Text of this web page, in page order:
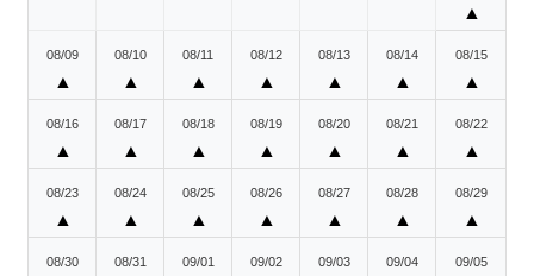
▲
08/09
▲
08/10
▲
08/11
▲
08/12
▲
08/13
▲
08/14
▲
08/15
▲
08/16
▲
08/17
▲
08/18
▲
08/19
▲
08/20
▲
08/21
▲
08/22
▲
08/23
▲
08/24
▲
08/25
▲
08/26
▲
08/27
▲
08/28
▲
08/29
▲
08/30 08/31 09/01 09/02 09/03 09/04 09/05